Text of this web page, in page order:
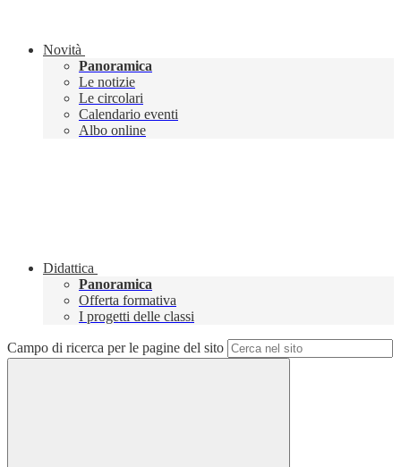
Novità
Panoramica
Le notizie
Le circolari
Calendario eventi
Albo online
Didattica
Panoramica
Offerta formativa
I progetti delle classi
Campo di ricerca per le pagine del sito